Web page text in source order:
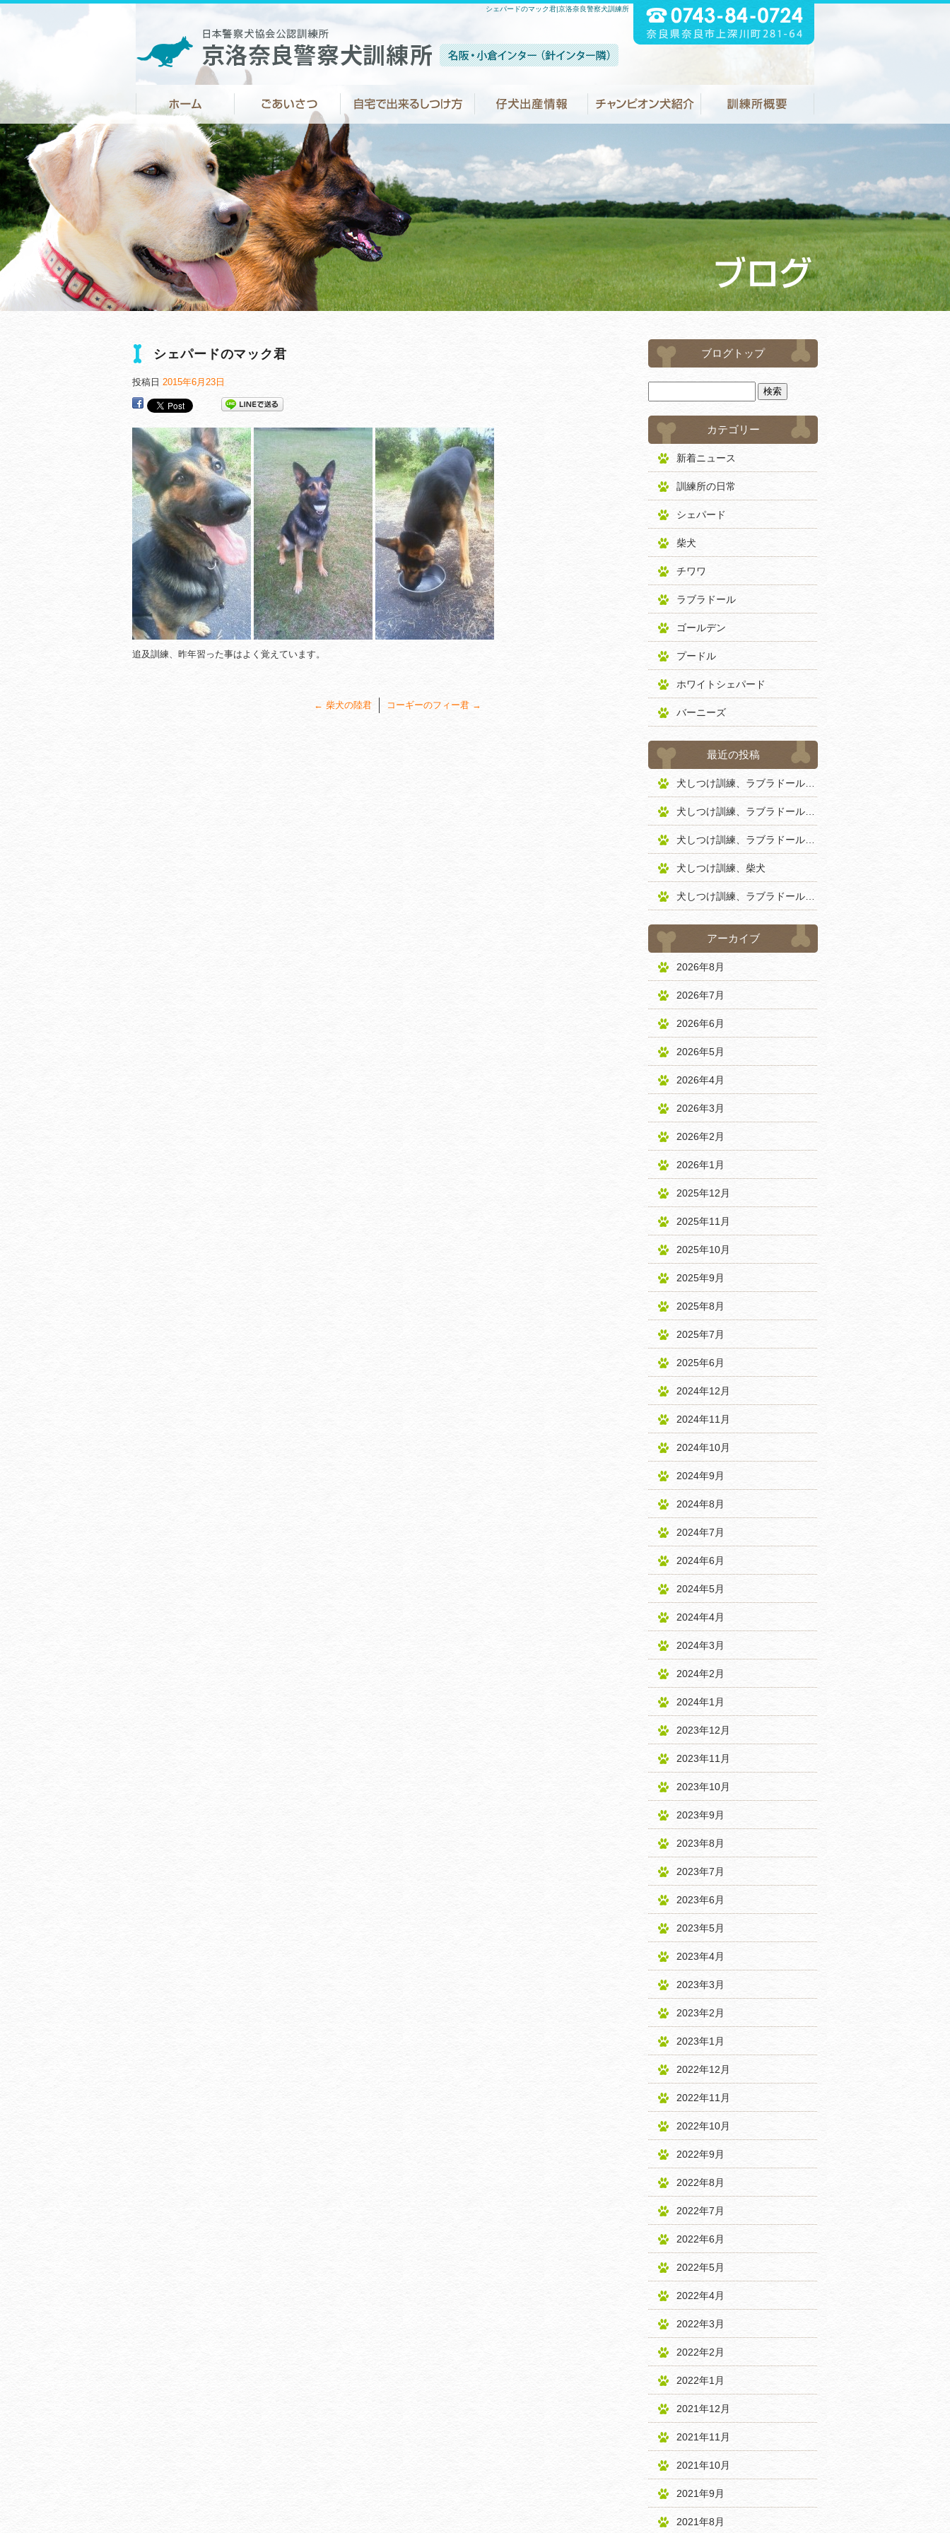
シェパードのマック君|京洛奈良警察犬訓練所
シェパードのマック君
投稿日 2015年6月23日
追及訓練、昨年習った事はよく覚えています。
← 柴犬の陸君 コーギーのフィー君 →
ブログトップ
カテゴリー
新着ニュース
訓練所の日常
シェパード
柴犬
チワワ
ラブラドール
ゴールデン
プードル
ホワイトシェパード
バーニーズ
最近の投稿
犬しつけ訓練、柴犬
アーカイブ
2026年8月
2026年7月
2026年6月
2026年5月
2026年4月
2026年3月
2026年2月
2026年1月
2025年12月
2025年11月
2025年10月
2025年9月
2025年8月
2025年7月
2025年6月
2024年12月
2024年11月
2024年10月
2024年9月
2024年8月
2024年7月
2024年6月
2024年5月
2024年4月
2024年3月
2024年2月
2024年1月
2023年12月
2023年11月
2023年10月
2023年9月
2023年8月
2023年7月
2023年6月
2023年5月
2023年4月
2023年3月
2023年2月
2023年1月
2022年12月
2022年11月
2022年10月
2022年9月
2022年8月
2022年7月
2022年6月
2022年5月
2022年4月
2022年3月
2022年2月
2022年1月
2021年12月
2021年11月
2021年10月
2021年9月
2021年8月